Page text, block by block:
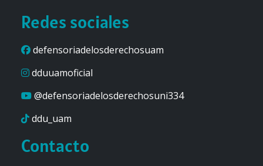
Redes sociales
defensoriadelosderechosuam
dduuamoficial
@defensoriadelosderechosuni334
ddu_uam
Contacto